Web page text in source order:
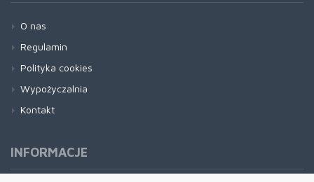
O nas
Regulamin
Polityka cookies
Wypożyczalnia
Kontakt
INFORMACJE